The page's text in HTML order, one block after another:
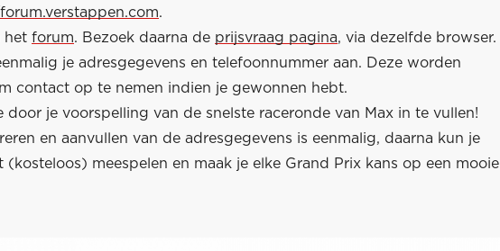
.
het forum. Bezoek daarna de prijsvraag pagina, via dezelfde browser.
je adresgegevens en telefoonnummer aan. Deze worden
contact op te nemen indien je gewonnen hebt.
door je voorspelling van de snelste raceronde van Max in te vullen!
en aanvullen van de adresgegevens is eenmalig, daarna kun je
(kosteloos) meespelen en maak je elke Grand Prix kans op een mooie